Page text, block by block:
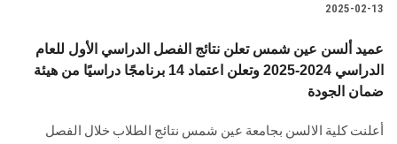
2025-02-13
عميد ألسن عين شمس تعلن نتائج الفصل الدراسي الأول للعام
الدراسي 2024-2025 وتعلن اعتماد 14 برنامجًا دراسيًا من هيئة
ضمان الجودة
أعلنت كلية الالسن بجامعة عين شمس نتائج الطلاب خلال الفصل